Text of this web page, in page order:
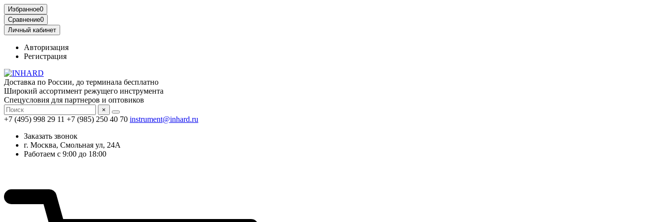
Избранное0
Сравнение0
Личный кабинет
Авторизация
Регистрация
Доставка по России, до терминала бесплатно
Широкий ассортимент режущего инструмента
Спецусловия для партнеров и оптовиков
×
+7 (495) 998 29 11 +7 (985) 250 40 70 instrument@inhard.ru
Заказать звонок
г. Москва, Смольная ул, 24А
Работаем с 9:00 до 18:00